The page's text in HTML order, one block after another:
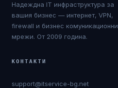
Надеждна IT инфраструктура за
вашия бизнес — интернет, VPN,
firewall и бизнес комуникационни
мрежи. От 2009 година.
КОНТАКТИ
support@itservice-bg.net